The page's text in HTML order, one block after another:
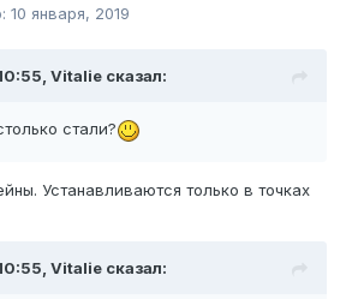
10 января, 2019
Vitalie сказал:
стали?
Устанавливаются только в точках
Vitalie сказал: